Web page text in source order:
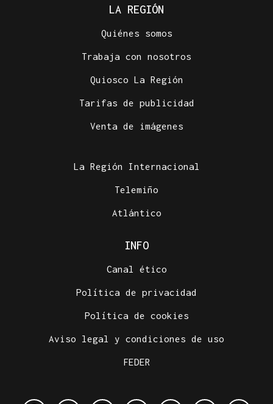
LA REGIÓN
Quiénes somos
Trabaja con nosotros
Quiosco La Región
Tarifas de publicidad
Venta de imágenes
La Región Internacional
Telemiño
Atlántico
INFO
Canal ético
Política de privacidad
Política de cookies
Aviso legal y condiciones de uso
FEDER